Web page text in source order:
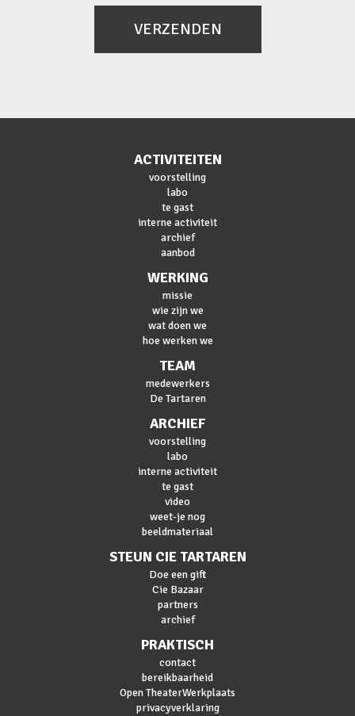
VERZENDEN
ACTIVITEITEN
voorstelling
labo
te gast
interne activiteit
archief
aanbod
WERKING
missie
wie zijn we
wat doen we
hoe werken we
TEAM
medewerkers
De Tartaren
ARCHIEF
voorstelling
labo
interne activiteit
te gast
video
weet-je nog
beeldmateriaal
STEUN CIE TARTAREN
Doe een gift
Cie Bazaar
partners
archief
PRAKTISCH
contact
bereikbaarheid
Open TheaterWerkplaats
privacyverklaring